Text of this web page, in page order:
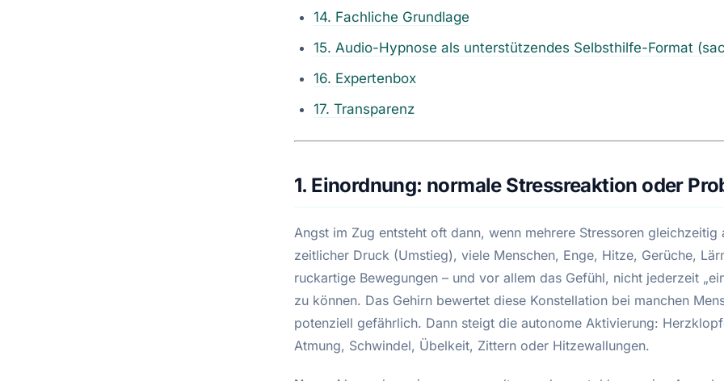
14. Fachliche Grundlage
15. Audio-Hypnose als unterstützendes Selbsthilfe-Format
16. Expertenbox
17. Transparenz
1. Einordnung: normale Stressreaktion oder
Angst im Zug entsteht oft dann, wenn mehrere Stressoren gleichzeitig
zeitlicher Druck (Umstieg), viele Menschen, Enge, Hitze, Gerüche,
ruckartige Bewegungen – und vor allem das Gefühl, nicht jederzeit
zu können. Das Gehirn bewertet diese Konstellation bei manchen
potenziell gefährlich. Dann steigt die autonome Aktivierung:
Atmung, Schwindel, Übelkeit, Zittern oder Hitzewallungen.